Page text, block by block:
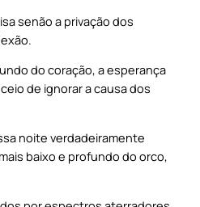
senão a privação dos
do coração, a esperança
de ignorar a causa dos
noite verdadeiramente
baixo e profundo do orco,